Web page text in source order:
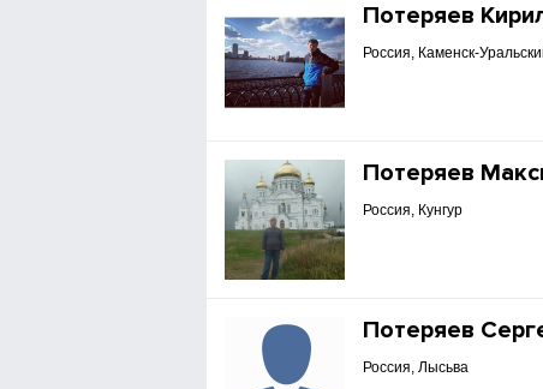
Потеряев
Россия, Каменск-
Потеряев
Россия, Кунгур
Потеряев
Россия, Лысьва